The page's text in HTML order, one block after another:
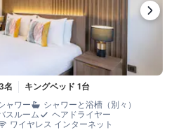
名
キングベッド 1台
ャワー
シャワーと浴槽（別々）
スルーム
ヘアドライヤー
ワイヤレス インターネット